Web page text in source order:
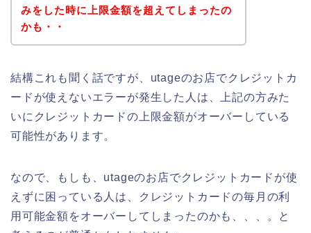
みをした時に上限金額を超えてしまったの
かも・・
結構これも聞く話ですが、utageのお店でクレジットカ
ードが使えないエラーが発生した人は、上記の方みた
いにクレジットカードの上限金額がオーバーしている
可能性があります。
なので、もしも、utageのお店でクレジットカードが使
えずに困っている人は、クレジットカードの毎月の利
用可能金額をオーバーしてしまったのかも、、、。と